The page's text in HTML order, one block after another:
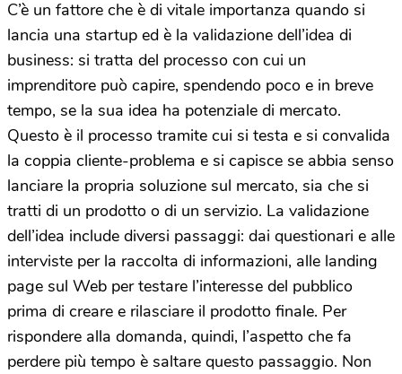
C’è un fattore che è di vitale importanza quando si
lancia una startup ed è la validazione dell’idea di
business: si tratta del processo con cui un
imprenditore può capire, spendendo poco e in breve
tempo, se la sua idea ha potenziale di mercato.
Questo è il processo tramite cui si testa e si convalida
la coppia cliente-problema e si capisce se abbia senso
lanciare la propria soluzione sul mercato, sia che si
tratti di un prodotto o di un servizio. La validazione
dell’idea include diversi passaggi: dai questionari e alle
interviste per la raccolta di informazioni, alle landing
page sul Web per testare l’interesse del pubblico
prima di creare e rilasciare il prodotto finale. Per
rispondere alla domanda, quindi, l’aspetto che fa
perdere più tempo è saltare questo passaggio. Non